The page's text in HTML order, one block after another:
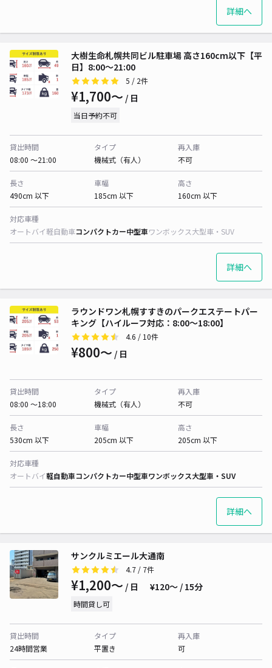
詳細へ
大樹生命札幌共同ビル駐車場 高さ160cm以下【平
日】8:00～21:00
5 / 2件
¥1,700〜 / 日
当日予約不可
貸出時間
08:00 〜21:00
タイプ
機械式（有人）
再入庫
不可
長さ
490cm 以下
車幅
185cm 以下
高さ
160cm 以下
対応車種
オートバイ軽自動車コンパクトカー中型車ワンボックス大型車・SUV
詳細へ
ラウンドワン札幌すすきのパークエステートパー
キング【ハイルーフ対応：8:00〜18:00】
4.6 / 10件
¥800〜 / 日
貸出時間
08:00 〜18:00
タイプ
機械式（有人）
再入庫
不可
長さ
530cm 以下
車幅
205cm 以下
高さ
205cm 以下
対応車種
オートバイ軽自動車コンパクトカー中型車ワンボックス大型車・SUV
詳細へ
サンクルミエール大通南
4.7 / 7件
¥1,200〜 / 日 ¥120〜 / 15分
時間貸し可
貸出時間
24時間営業
タイプ
平置き
再入庫
可